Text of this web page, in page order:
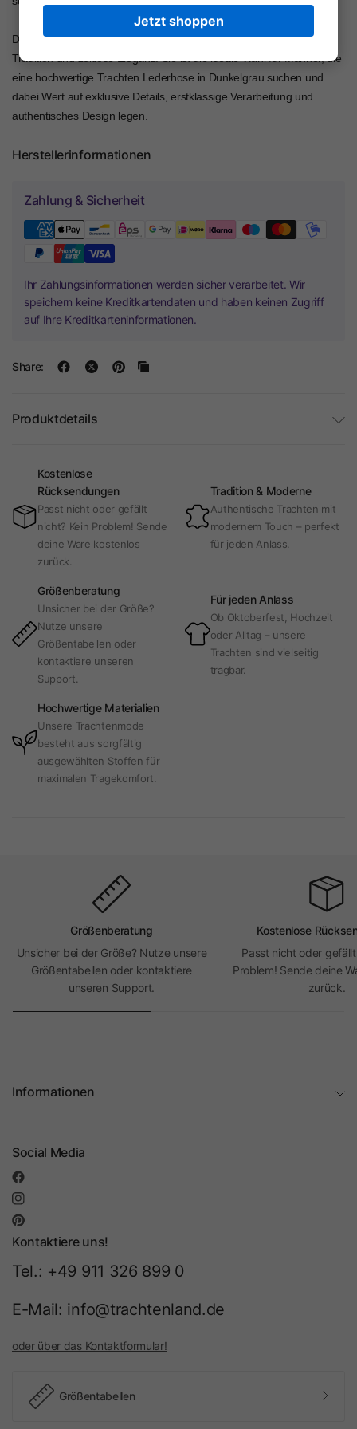
Die MADDOX Lederhose „Wetzikorn“ in Graphit steht für Qualität,
Tradition und zeitlose Eleganz. Sie ist die ideale Wahl für Männer, die
eine hochwertige Trachten Lederhose in Dunkelgrau suchen und
dabei Wert auf exklusive Details, erstklassige Verarbeitung und
authentisches Design legen.
Herstellerinformationen
Zahlung & Sicherheit
Ihr Zahlungsinformationen werden sicher verarbeitet. Wir
speichern keine Kreditkartendaten und haben keinen Zugriff
auf Ihre Kreditkarteninformationen.
Share:
Produktdetails
Kostenlose
Rücksendungen
Passt nicht oder gefällt
nicht? Kein Problem! Sende
deine Ware kostenlos
zurück.
Tradition & Moderne
Authentische Trachten mit
modernem Touch – perfekt
für jeden Anlass.
Größenberatung
Unsicher bei der Größe?
Nutze unsere
Größentabellen oder
kontaktiere unseren
Support.
Für jeden Anlass
Ob Oktoberfest, Hochzeit
oder Alltag – unsere
Trachten sind vielseitig
tragbar.
Hochwertige Materialien
Unsere Trachtenmode
besteht aus sorgfältig
ausgewählten Stoffen für
maximalen Tragekomfort.
Größenberatung
Unsicher bei der Größe? Nutze unsere
Größentabellen oder kontaktiere
unseren Support.
Kostenlose
Passt nicht oder
Problem! Sende deine
zurück.
Informationen
Social Media
Kontaktiere uns!
Tel.: +49 911 326 899 0
E-Mail: info@trachtenland.de
oder über das Kontaktformular!
Jetzt shoppen
Größentabellen